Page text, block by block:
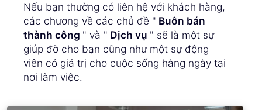
Nếu bạn thường có liên hệ với khách hàng,
các chương về các chủ đề " Buôn bán
thành công " và " Dịch vụ " sẽ là một sự
giúp đỡ cho bạn cũng như một sự động
viên có giá trị cho cuộc sống hàng ngày tại
nơi làm việc.